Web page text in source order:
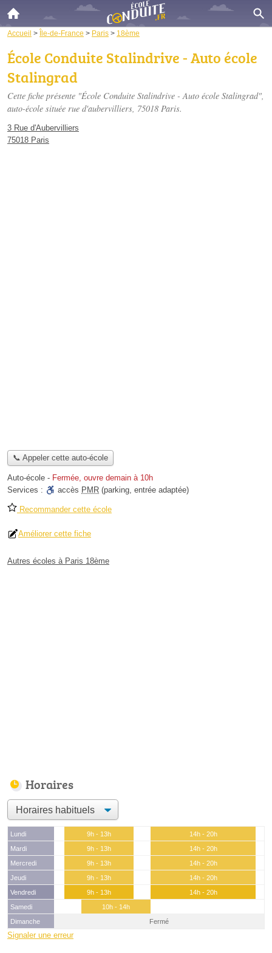
Accueil > Île-de-France > Paris > 18ème
École Conduite Stalindrive - Auto école
Stalingrad
Cette fiche présente "École Conduite Stalindrive - Auto école Stalingrad",
auto-école située rue d'aubervilliers, 75018 Paris.
3 Rue d'Aubervilliers
75018 Paris
📞 Appeler cette auto-école
Auto-école - Fermée, ouvre demain à 10h
Services :
accès PMR (parking, entrée adaptée)
Recommander cette école
Améliorer cette fiche
Autres écoles à Paris 18ème
Horaires
Lundi 9h - 13h
14h - 20h
Mardi
9h - 13h
14h - 20h
Mercredi
9h - 13h
14h - 20h
Jeudi
9h - 13h
14h - 20h
Vendredi
9h - 13h
14h - 20h
Samedi
10h - 14h
Dimanche
Fermé
Signaler une erreur